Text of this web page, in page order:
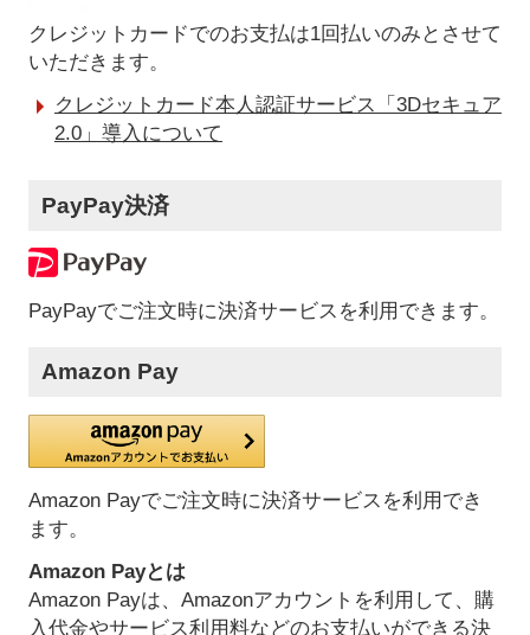
クレジットカードでのお支払は1回払いのみとさせて
いただきます。
クレジットカード本人認証サービス「3Dセキュア
2.0」導入について
PayPay決済
PayPayでご注文時に決済サービスを利用できます。
Amazon Pay
Amazon Payでご注文時に決済サービスを利用でき
ます。
Amazon Payとは
Amazon Payは、Amazonアカウントを利用して、購
入代金やサービス利用料などのお支払いができる決